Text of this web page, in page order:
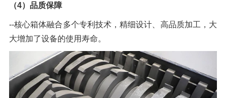
（4）品质保障
--核心箱体融合多个专利技术，精细设计、高品质加工，大
大增加了设备的使用寿命。